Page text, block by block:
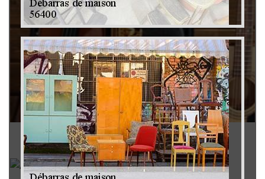
Rachat instrument de musique 79